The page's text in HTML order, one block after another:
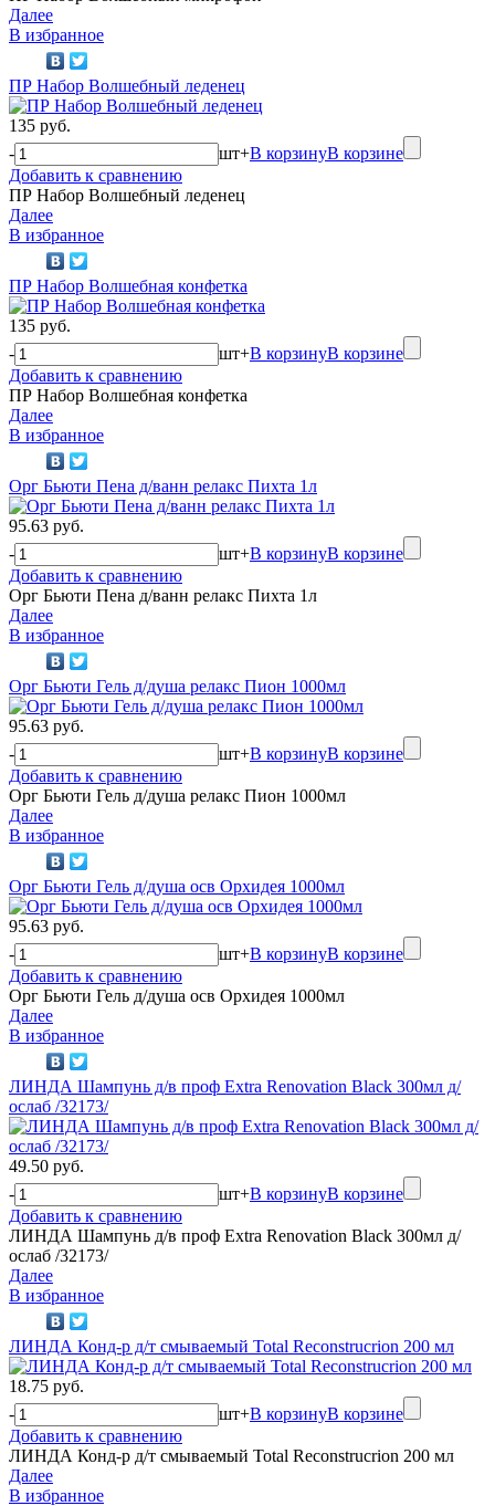
Далее
В избранное
ПР Набор Волшебный леденец
135 руб.
-
шт+В корзинуВ корзине
Добавить к сравнению
ПР Набор Волшебный леденец
Далее
В избранное
ПР Набор Волшебная конфетка
135 руб.
-
шт+В корзинуВ корзине
Добавить к сравнению
ПР Набор Волшебная конфетка
Далее
В избранное
Орг Бьюти Пена д/ванн релакс Пихта 1л
95.63 руб.
-
шт+В корзинуВ корзине
Добавить к сравнению
Орг Бьюти Пена д/ванн релакс Пихта 1л
Далее
В избранное
Орг Бьюти Гель д/душа релакс Пион 1000мл
95.63 руб.
-
шт+В корзинуВ корзине
Добавить к сравнению
Орг Бьюти Гель д/душа релакс Пион 1000мл
Далее
В избранное
Орг Бьюти Гель д/душа осв Орхидея 1000мл
95.63 руб.
-
шт+В корзинуВ корзине
Добавить к сравнению
Орг Бьюти Гель д/душа осв Орхидея 1000мл
Далее
В избранное
ЛИНДА Шампунь д/в проф Extra Renovation Black 300мл д/
ослаб /32173/
49.50 руб.
-
шт+В корзинуВ корзине
Добавить к сравнению
ЛИНДА Шампунь д/в проф Extra Renovation Black 300мл д/
ослаб /32173/
Далее
В избранное
ЛИНДА Конд-р д/т смываемый Total Reconstrucrion 200 мл
18.75 руб.
-
шт+В корзинуВ корзине
Добавить к сравнению
ЛИНДА Конд-р д/т смываемый Total Reconstrucrion 200 мл
Далее
В избранное